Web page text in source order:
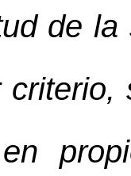
de la
criterio,